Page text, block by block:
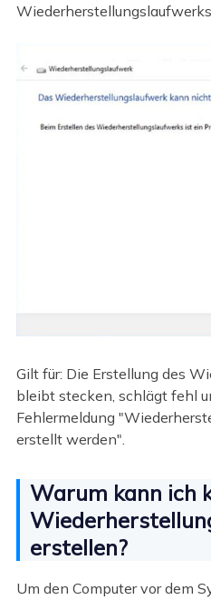
Gilt für: Die Erstellung des
bleibt stecken, schlägt fehl
Fehlermeldung
erstellt werden".
Warum kann ich
erstellen?
Um den Computer vor dem